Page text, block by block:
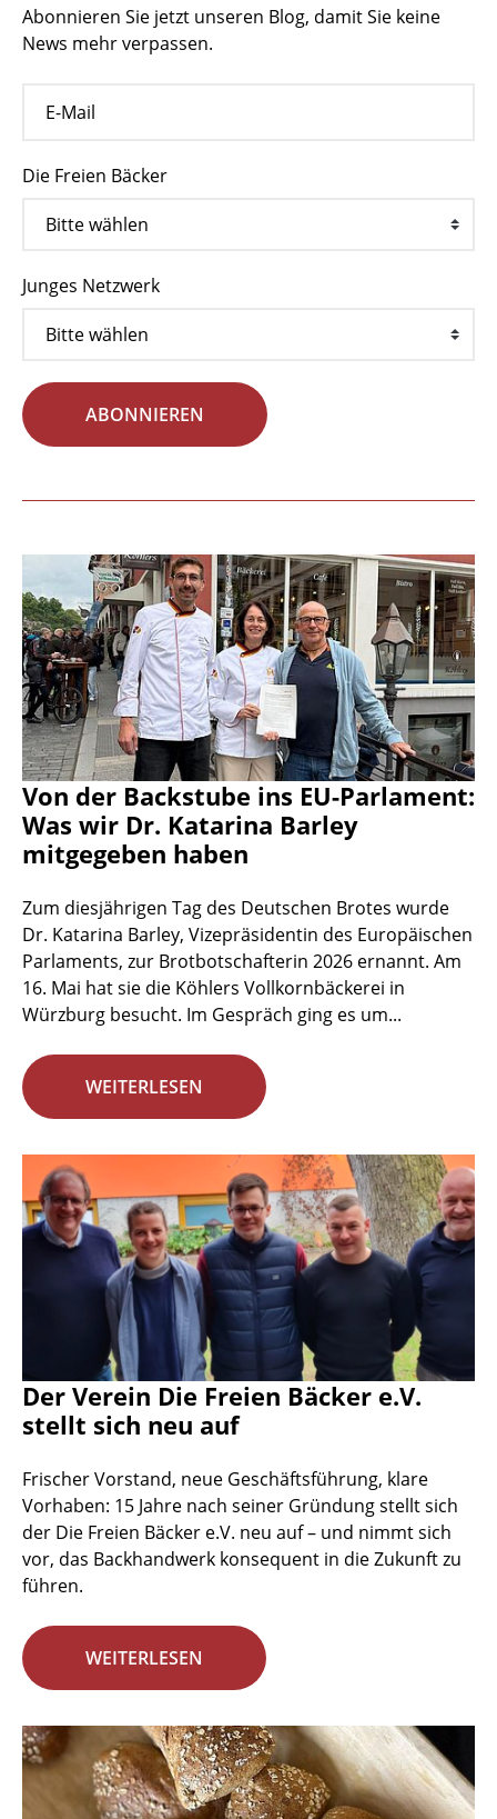
Abonnieren Sie jetzt unseren Blog, damit Sie keine
News mehr verpassen.
Die Freien Bäcker
Junges Netzwerk
ABONNIEREN
Von der Backstube ins EU-Parlament:
Was wir Dr. Katarina Barley
mitgegeben haben
Zum diesjährigen Tag des Deutschen Brotes wurde
Dr. Katarina Barley, Vizepräsidentin des Europäischen
Parlaments, zur Brotbotschafterin 2026 ernannt. Am
16. Mai hat sie die Köhlers Vollkornbäckerei in
Würzburg besucht. Im Gespräch ging es um...
WEITERLESEN
Der Verein Die Freien Bäcker e.V.
stellt sich neu auf
Frischer Vorstand, neue Geschäftsführung, klare
Vorhaben: 15 Jahre nach seiner Gründung stellt sich
der Die Freien Bäcker e.V. neu auf – und nimmt sich
vor, das Backhandwerk konsequent in die Zukunft zu
führen.
WEITERLESEN